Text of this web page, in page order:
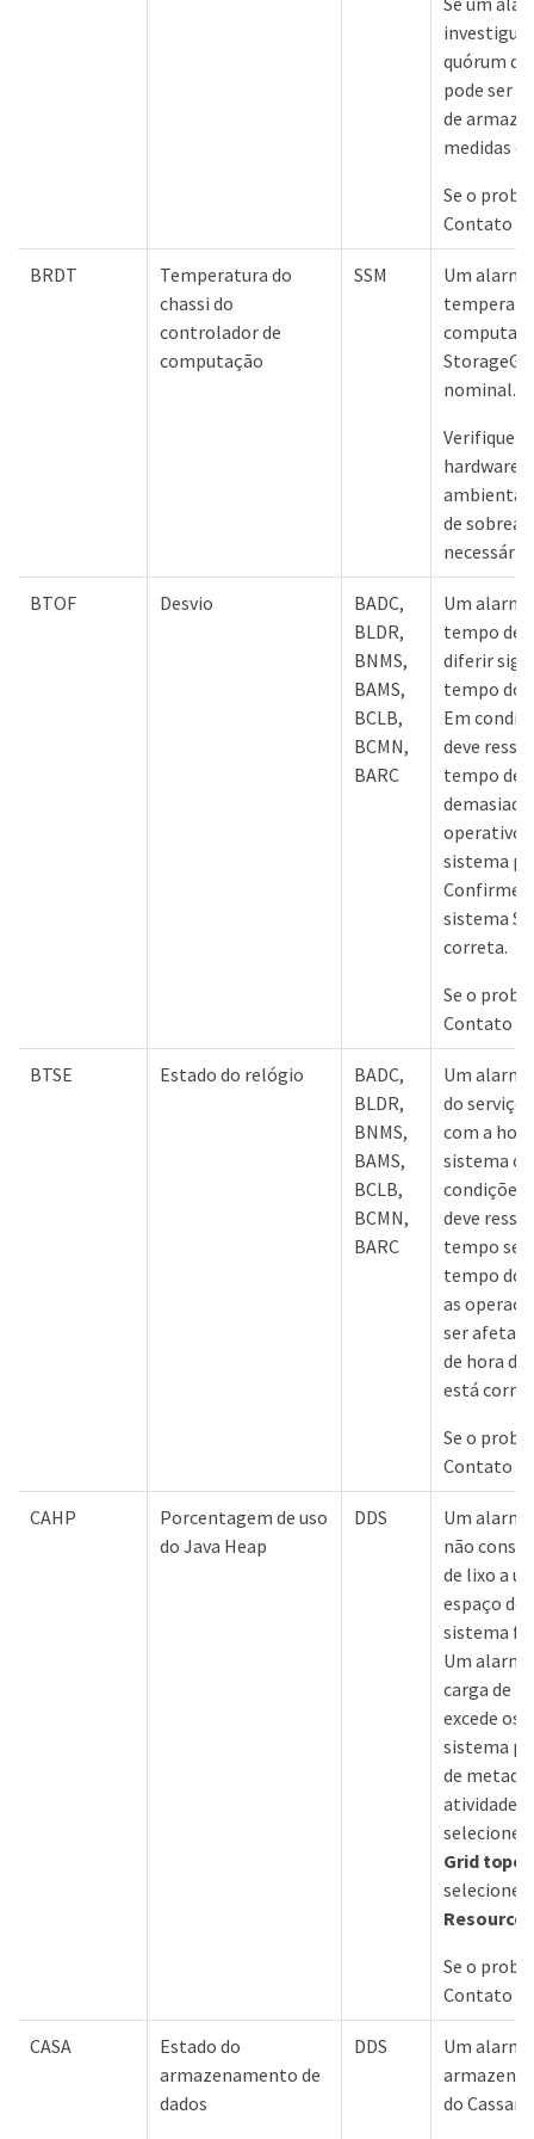
investigue
quórum
pode ser
de
medidas
Se o
Contato
BRDT
Temperatura do
chassi do
controlador de
computação
SSM
Um
nominal.
Verifique
hardware
de
BTOF Desvio
BADC,
BLDR,
BNMS,
BAMS,
BCLB,
BCMN,
BARC
Um
tempo de
diferir
tempo do
Em
deve
tempo de
operativo,
sistema
Confirme
sistema
correta.
Se o
Contato
BTSE Estado do relógio
BADC,
BLDR,
BNMS,
BAMS,
BCLB,
BCMN,
BARC
Um
do serviço
com a
sistema
condições
deve
tempo se
tempo do
as
ser
de hora
está
Se o
Contato
CAHP
Porcentagem de uso
do Java Heap
DDS
Um
não
de lixo a
espaço de
sistema
Um
carga de
excede os
sistema
de
atividade
selecione
Grid
selecione
Resources
Se o
Contato
CASA
Estado do
armazenamento de
dados
DDS
Um
do